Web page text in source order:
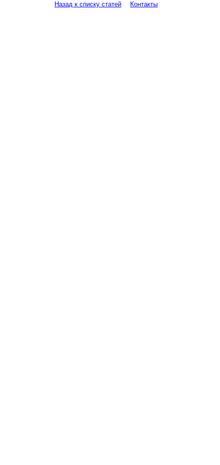
Назад к списку статей Контакты